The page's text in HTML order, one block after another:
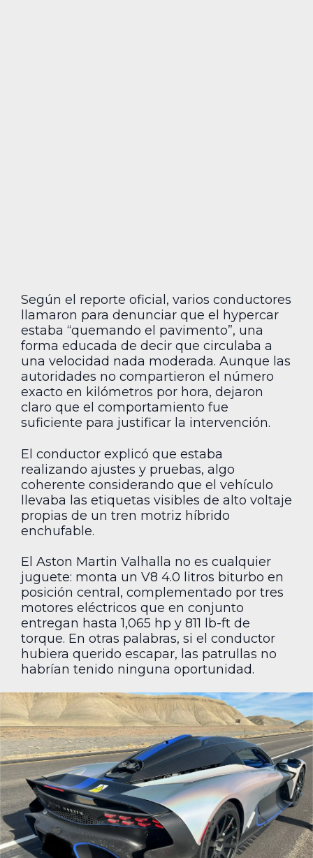
Según el reporte oficial, varios conductores
llamaron para denunciar que el hypercar
estaba “quemando el pavimento”, una
forma educada de decir que circulaba a
una velocidad nada moderada. Aunque las
autoridades no compartieron el número
exacto en kilómetros por hora, dejaron
claro que el comportamiento fue
suficiente para justificar la intervención.
El conductor explicó que estaba
realizando ajustes y pruebas, algo
coherente considerando que el vehículo
llevaba las etiquetas visibles de alto voltaje
propias de un tren motriz híbrido
enchufable.
El Aston Martin Valhalla no es cualquier
juguete: monta un V8 4.0 litros biturbo en
posición central, complementado por tres
motores eléctricos que en conjunto
entregan hasta 1,065 hp y 811 lb-ft de
torque. En otras palabras, si el conductor
hubiera querido escapar, las patrullas no
habrían tenido ninguna oportunidad.